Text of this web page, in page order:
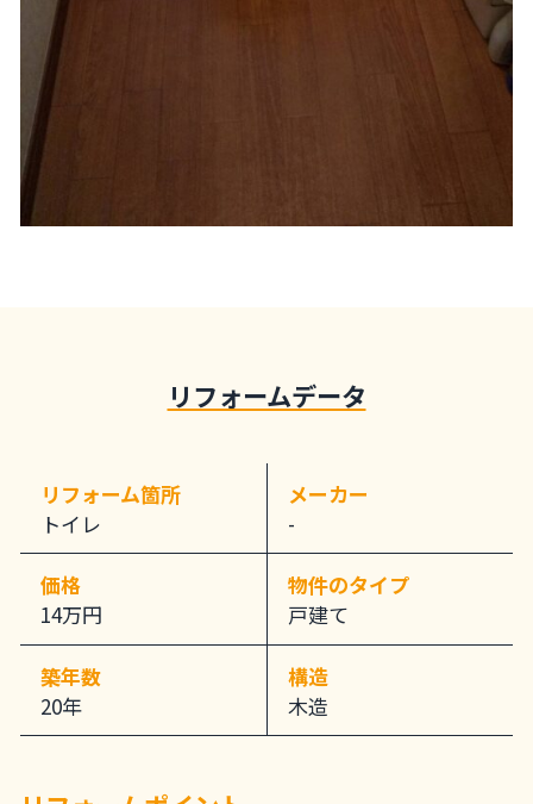
リフォームデータ
リフォーム箇所
トイレ
メーカー
-
価格
14万円
物件のタイプ
戸建て
築年数
20年
構造
木造